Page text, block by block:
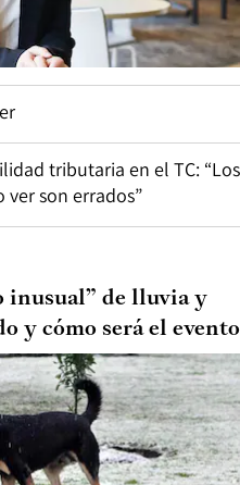
tributaria en el TC: “Los
son errados”
inusual” de lluvia y
y cómo será el evento